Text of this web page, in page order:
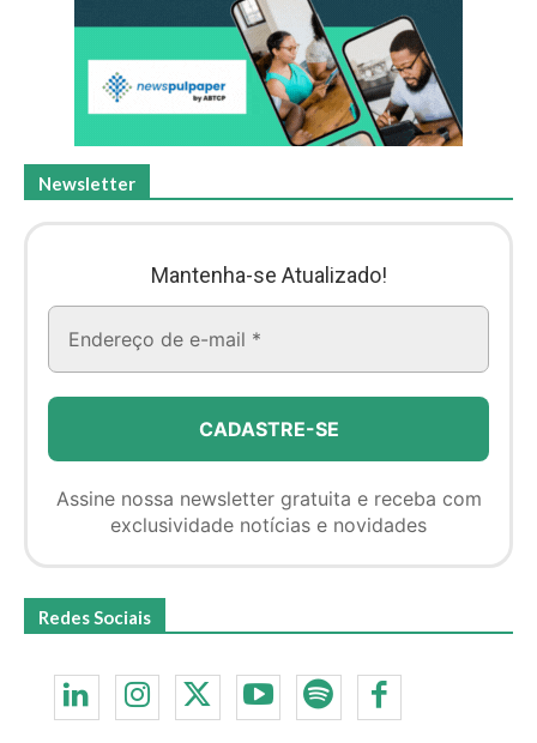
Newsletter
Mantenha-se Atualizado!
Assine nossa newsletter gratuita e receba com
exclusividade notícias e novidades
Redes Sociais